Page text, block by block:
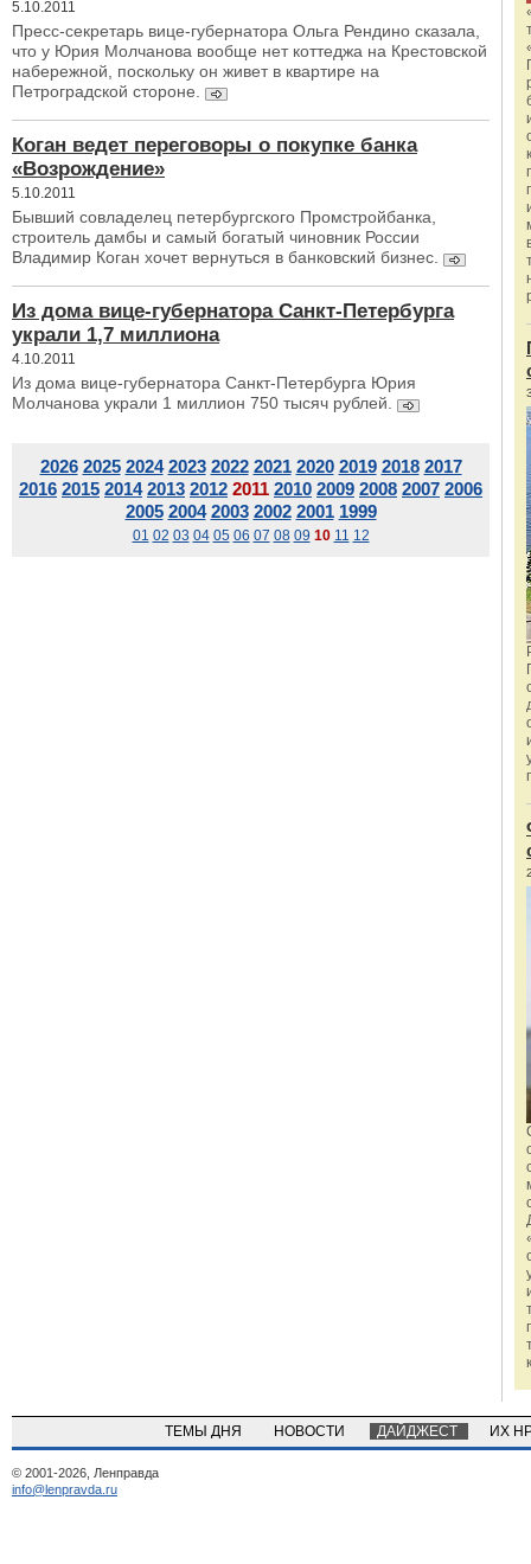
5.10.2011
Пресс-секретарь вице-губернатора Ольга Рендино сказала,
что у Юрия Молчанова вообще нет коттеджа на Крестовской
набережной, поскольку он живет в квартире на
Петроградской стороне.
Коган ведет переговоры о покупке банка
«Возрождение»
5.10.2011
Бывший совладелец петербургского Промстройбанка,
строитель дамбы и самый богатый чиновник России
Владимир Коган хочет вернуться в банковский бизнес.
Из дома вице-губернатора Санкт-Петербурга
украли 1,7 миллиона
4.10.2011
Из дома вице-губернатора Санкт-Петербурга Юрия
Молчанова украли 1 миллион 750 тысяч рублей.
2026 2025 2024 2023 2022 2021 2020 2019 2018 2017
2016 2015 2014 2013 2012 2011 2010 2009 2008 2007 2006
2005 2004 2003 2002 2001 1999
01 02 03 04 05 06 07 08 09 10 11 12
ТЕМЫ ДНЯ НОВОСТИ ДАЙДЖЕСТ ИХ
© 2001-2026, Ленправда
info@lenpravda.ru